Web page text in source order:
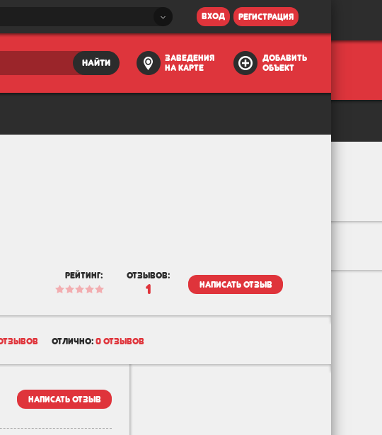
вход регистрация
найти
заведения
на карте
добавить
объект
рейтинг: отзывов:
1 написать отзыв
отлично: 0 отзывов
написать отзыв